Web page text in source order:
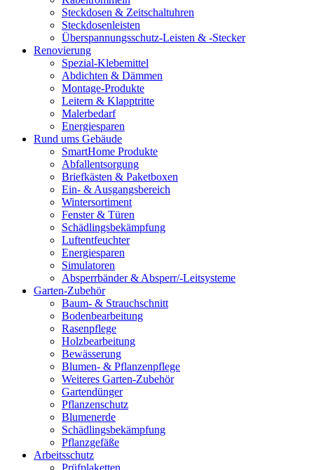
Steckdosen & Zeitschaltuhren
Steckdosenleisten
Überspannungsschutz-Leisten & -Stecker
Renovierung
Spezial-Klebemittel
Abdichten & Dämmen
Montage-Produkte
Leitern & Klapptritte
Malerbedarf
Energiesparen
Rund ums Gebäude
SmartHome Produkte
Abfallentsorgung
Briefkästen & Paketboxen
Ein- & Ausgangsbereich
Wintersortiment
Fenster & Türen
Schädlingsbekämpfung
Luftentfeuchter
Energiesparen
Simulatoren
Absperrbänder & Absperr/-Leitsysteme
Garten-Zubehör
Baum- & Strauchschnitt
Bodenbearbeitung
Rasenpflege
Holzbearbeitung
Bewässerung
Blumen- & Pflanzenpflege
Weiteres Garten-Zubehör
Gartendünger
Pflanzenschutz
Blumenerde
Schädlingsbekämpfung
Pflanzgefäße
Arbeitsschutz
Prüfplaketten